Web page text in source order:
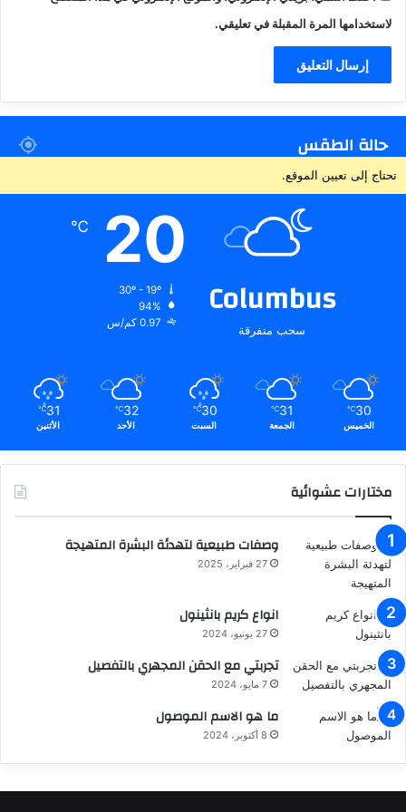
لاستخدامها المرة المقبلة في تعليقي.
حالة الطقس
تحتاج إلى تعيين الموقع.
Columbus
سحب متفرقة
20
℃
94%
0.97 كم/س
30
℃
الخميس
31
℃
الجمعة
30
℃
السبت
32
℃
الأحد
31
℃
الأثنين
مختارات عشوائية
وصفات طبيعية لتهدئة البشرة المتهيجة
27 فبراير، 2025
انواع كريم بانثينول
27 يونيو، 2024
تجربتي مع الحقن المجهري بالتفصيل
7 مايو، 2024
ما هو الاسم الموصول
8 أكتوبر، 2024